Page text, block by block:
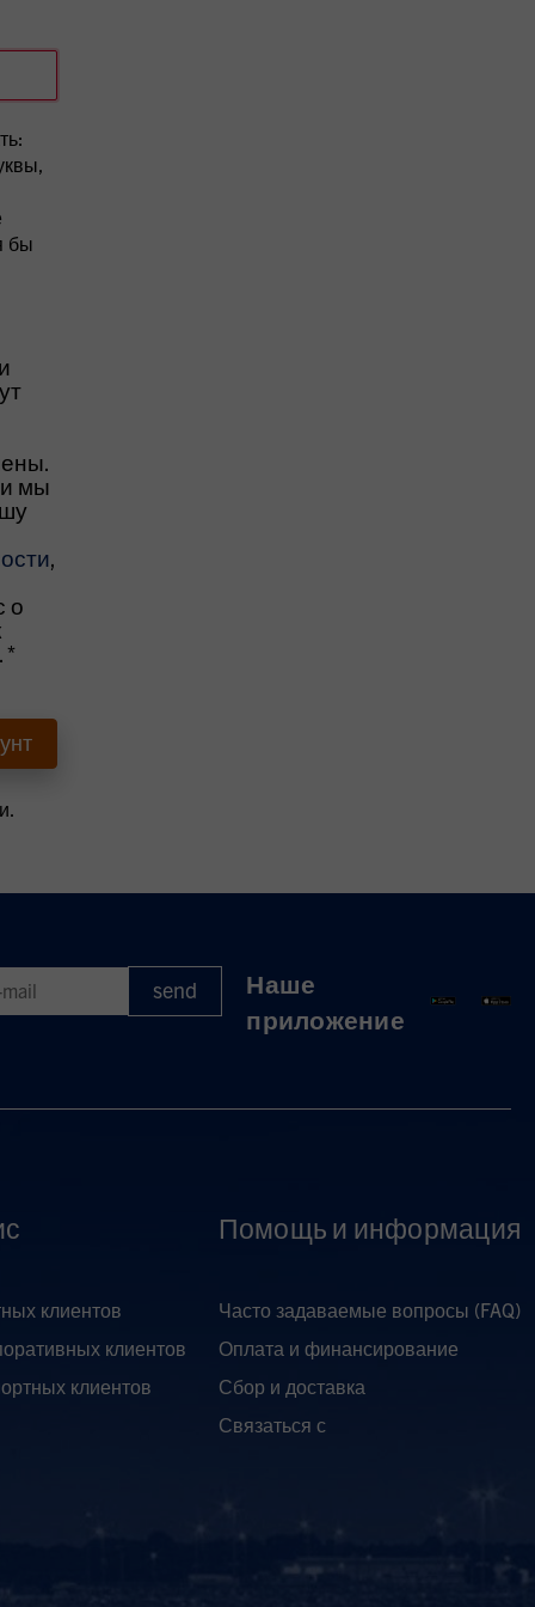
бы
мы
,
о
*
Pflichtfeld
Наше
приложение
клиентов
клиентов
клиентов
Помощь и информация
Часто задаваемые вопросы (FAQ)
Оплата и финансирование
Сбор и доставка
Связаться с